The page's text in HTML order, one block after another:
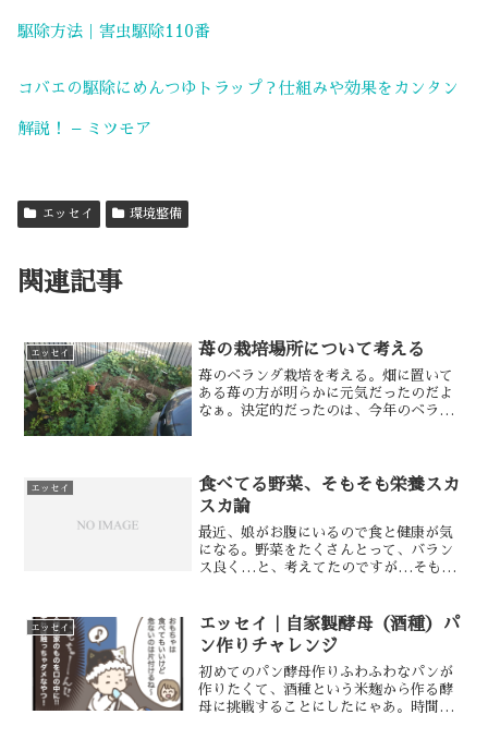
駆除方法｜害虫駆除110番
コバエの駆除にめんつゆトラップ？仕組みや効果をカンタン
解説！ – ミツモア
エッセイ 環境整備
関連記事
エッセイ 苺の栽培場所について考える
苺のベランダ栽培を考える。畑に置いて
ある苺の方が明らかに元気だったのだよ
なぁ。決定的だったのは、今年のベラン
の柵にもプランターつ...
エッセイ
食べてる野菜、そもそも栄養スカ
スカ論
最近、娘がお腹にいるので食と健康が気
になる。野菜をたくさんとって、バラン
ス良く…と、考えてたのですが…そもそ
い①F1品種で育成期間が短くなってる野
菜で、栄養価が低くなっ...
エッセイ
エッセイ｜自家製酵母（酒種）パ
ン作りチャレンジ
初めてのパン酵母作りふわふわなパンが
作りたくて、酒種という米麹から作る酵
母に挑戦することにしたにゃあ。時間や